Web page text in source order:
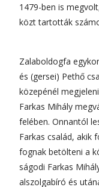
1479-ben is
közt tartották
Zalaboldogfa
és (gersei) Pethő
közepénél
Farkas Mihály
felében. Onnantól
Farkas család, akik
fognak betölteni a
ságodi Farkas
alszolgabíró és